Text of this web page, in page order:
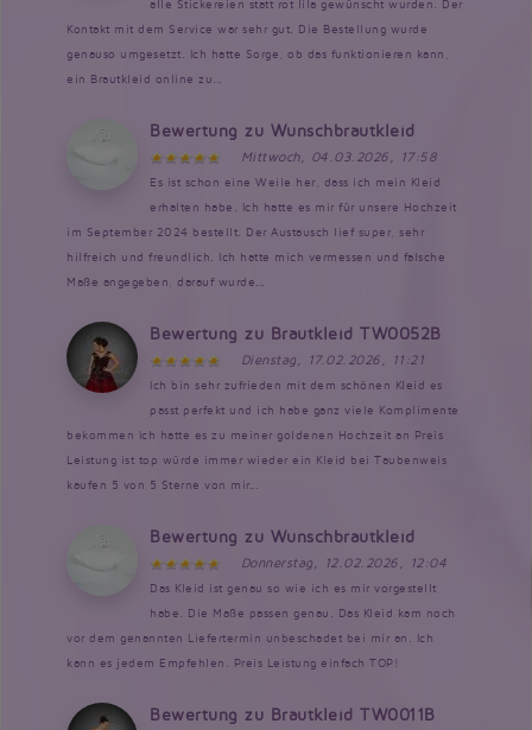
alle Stickereien statt rot lila gewünscht wurden. Der
Kontakt mit dem Service war sehr gut. Die Bestellung wurde
genauso umgesetzt. Ich hatte Sorge, ob das funktionieren kann,
ein Brautkleid online zu...
Bewertung zu Wunschbrautkleid
Mittwoch, 04.03.2026, 17:58
Es ist schon eine Weile her, dass ich mein Kleid
erhalten habe. Ich hatte es mir für unsere Hochzeit
im September 2024 bestellt. Der Austausch lief super, sehr
hilfreich und freundlich. Ich hatte mich vermessen und falsche
Maße angegeben, darauf wurde...
Bewertung zu Brautkleid TW0052B
Dienstag, 17.02.2026, 11:21
Ich bin sehr zufrieden mit dem schönen Kleid es
passt perfekt und ich habe ganz viele Komplimente
bekommen Ich hatte es zu meiner goldenen Hochzeit an Preis
Leistung ist top würde immer wieder ein Kleid bei Taubenweis
kaufen 5 von 5 Sterne von mir...
Bewertung zu Wunschbrautkleid
Donnerstag, 12.02.2026, 12:04
Das Kleid ist genau so wie ich es mir vorgestellt
habe. Die Maße passen genau. Das Kleid kam noch
vor dem genannten Liefertermin unbeschadet bei mir an. Ich
kann es jedem Empfehlen. Preis Leistung einfach TOP!
Bewertung zu Brautkleid TW0011B